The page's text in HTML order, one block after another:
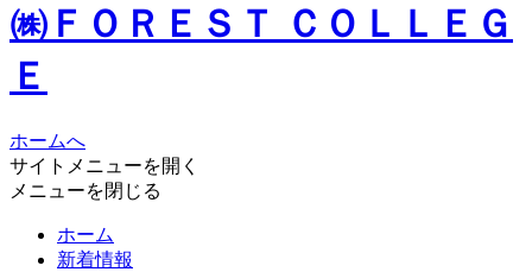
㈱ＦＯＲＥＳＴ ＣＯＬＬＥＧ
Ｅ
ホームへ
サイトメニューを開く
メニューを閉じる
ホーム
新着情報